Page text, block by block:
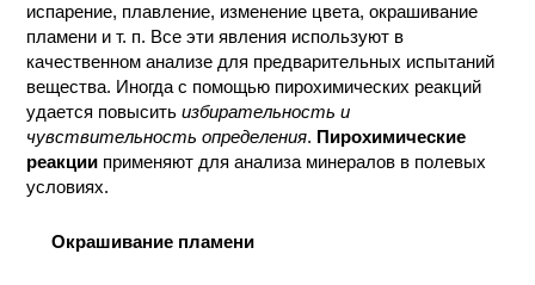
испарение, плавление, изменение цвета, окрашивание
пламени и т. п. Все эти явления используют в
качественном анализе для предварительных испытаний
вещества. Иногда с помощью пирохимических реакций
удается повыситьизбирательность и
чувствительность определения. Пирохимические
реакции применяют для анализа минералов в полевых
условиях.
Окрашивание пламени